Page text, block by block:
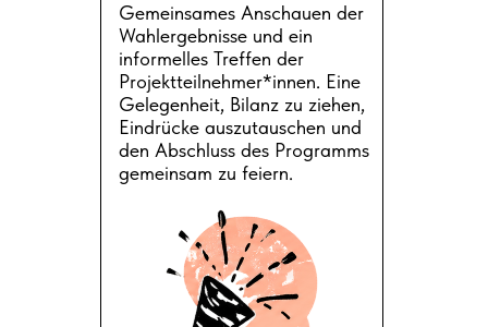
Gemeinsames Anschauen der
Wahlergebnisse und ein
informelles Treffen der
Projektteilnehmer*innen. Eine
Gelegenheit, Bilanz zu ziehen,
Eindrücke auszutauschen und
den Abschluss des Programms
gemeinsam zu feiern.